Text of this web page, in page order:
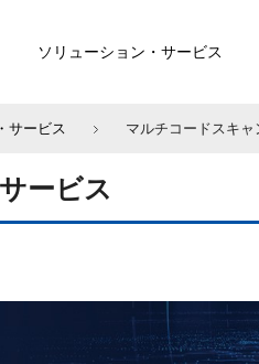
ソリューション・サービス
サービス マルチコードスキャ
ービス